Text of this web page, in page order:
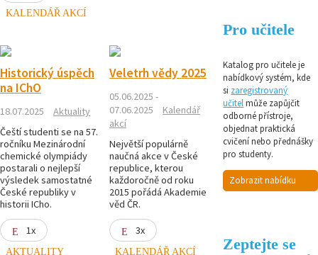
KALENDÁŘ AKCÍ
Historický úspěch
na IChO
18.07.2025
Aktuality
Čeští studenti se na 57.
ročníku Mezinárodní
chemické olympiády
postarali o nejlepší
výsledek samostatné
České republiky v
historii ICho.
1x
AKTUALITY
Veletrh vědy 2025
05.06.2025 -
07.06.2025
Kalendář
akcí
Největší populárně
naučná akce v České
republice, kterou
každoročně od roku
2015 pořádá Akademie
věd ČR.
3x
KALENDÁŘ AKCÍ
Pro učitele
Katalog pro učitele je
nabídkový systém, kde
si zaregistrovaný
učitelmůže zapůjčit
odborné přístroje,
objednat praktická
cvičení nebo přednášky
pro studenty.
Zobrazit nabídku
Zeptejte se